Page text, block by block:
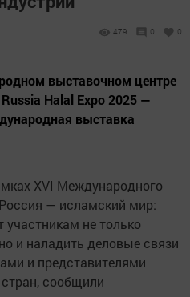
479 0 0
выставочном центре
Halal Expo 2025 —
выставка
XVI Международного
— исламский мир:
участникам не только
и наладить деловые связи
и представителями
сообщили